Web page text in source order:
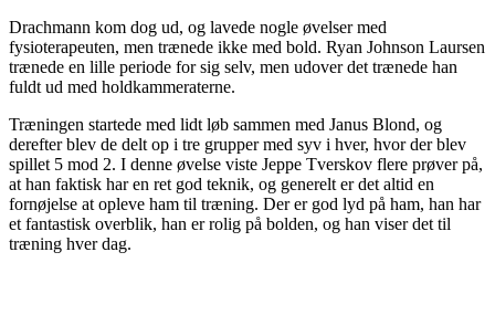
Drachmann kom dog ud, og lavede nogle øvelser med
fysioterapeuten, men trænede ikke med bold. Ryan Johnson Laursen
trænede en lille periode for sig selv, men udover det trænede han
fuldt ud med holdkammeraterne.
Træningen startede med lidt løb sammen med Janus Blond, og
derefter blev de delt op i tre grupper med syv i hver, hvor der blev
spillet 5 mod 2. I denne øvelse viste Jeppe Tverskov flere prøver på,
at han faktisk har en ret god teknik, og generelt er det altid en
fornøjelse at opleve ham til træning. Der er god lyd på ham, han har
et fantastisk overblik, han er rolig på bolden, og han viser det til
træning hver dag.